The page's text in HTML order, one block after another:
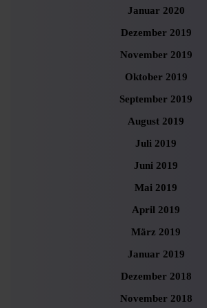
Januar 2020
Dezember 2019
November 2019
Oktober 2019
September 2019
August 2019
Juli 2019
Juni 2019
Mai 2019
April 2019
März 2019
Januar 2019
Dezember 2018
November 2018